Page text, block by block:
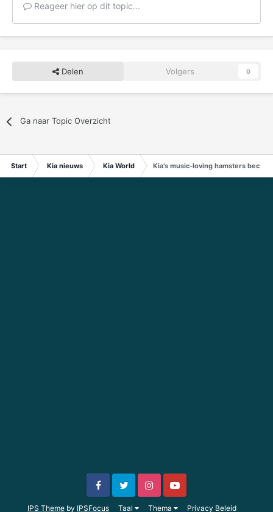
Reageer hier op dit topic...
Delen Volgers 0
Ga naar Topic Overzicht
Start Kia nieuws Kia World Kia’s music-loving hamsters
IPS Theme by IPSFocus Taal Thema Privacy Beleid